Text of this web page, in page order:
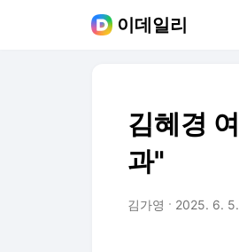
이데일리
김혜경
과"
김가영 2025. 6. 5.